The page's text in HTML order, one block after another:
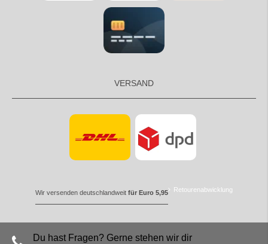
VERSAND
Wir versenden deutschlandweit für Euro 5,95 Retourenabwicklung
Du hast Fragen? Gerne stehen wir dir